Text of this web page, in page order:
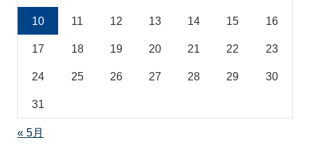
10 11 12 13 14 15 16
17 18 19 20 21 22 23
24 25 26 27 28 29 30
31
« 5月